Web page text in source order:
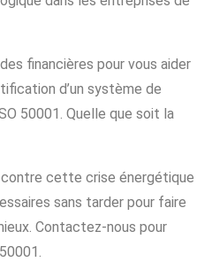
financières pour vous aider
d’un système de
50001. Quelle que soit la
cette crise énergétique
sans tarder pour faire
Contactez-nous pour